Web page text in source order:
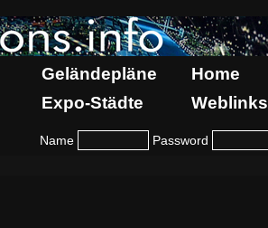
Geländepläne Home
Expo-Städte Weblinks
Name Password